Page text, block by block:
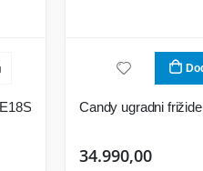
Candy ugradni
34.990,00